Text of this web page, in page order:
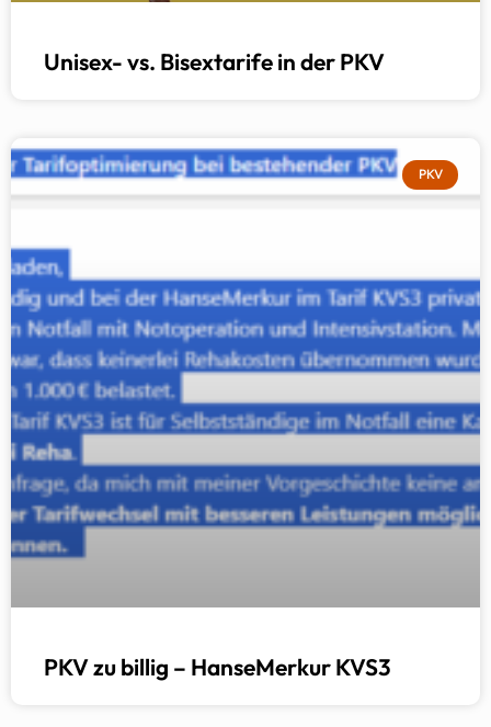
Unisex- vs. Bisextarife in der PKV
PKV
PKV zu billig – HanseMerkur KVS3